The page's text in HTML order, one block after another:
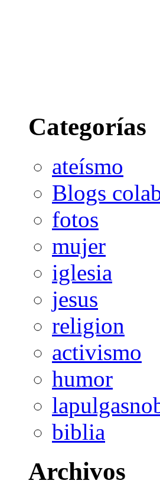
Categorías
ateísmo
Blogs
fotos
mujer
iglesia
jesus
religion
activismo
humor
biblia
Archivos